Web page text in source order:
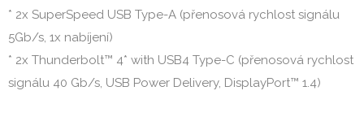
* 2x SuperSpeed USB Type-A (přenosová rychlost signálu
5Gb/s, 1x nabíjení)
* 2x Thunderbolt™ 4* with USB4 Type-C (přenosová rychlost
signálu 40 Gb/s, USB Power Delivery, DisplayPort™ 1.4)